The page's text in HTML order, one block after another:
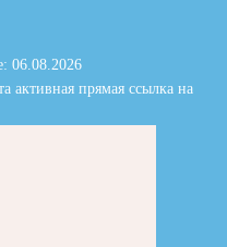
06.08.2026
активная прямая ссылка на